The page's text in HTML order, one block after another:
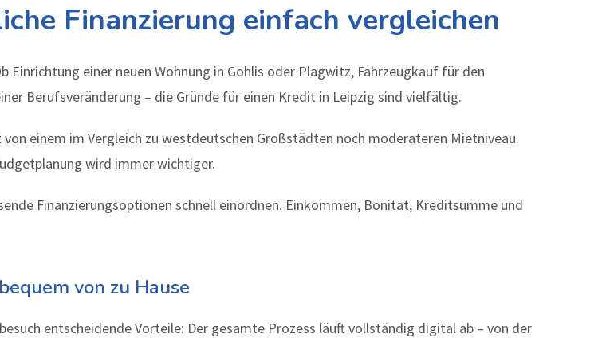
Finanzierung einfach vergleichen
einer neuen Wohnung in Gohlis oder Plagwitz, Fahrzeugkauf für den
Berufsveränderung – die Gründe für einen Kredit in Leipzig sind vielfältig.
einem im Vergleich zu westdeutschen Großstädten noch moderateren Mietniveau.
wird immer wichtiger.
Finanzierungsoptionen schnell einordnen. Einkommen, Bonität, Kreditsumme und
von zu Hause
entscheidende Vorteile: Der gesamte Prozess läuft vollständig digital ab – von der